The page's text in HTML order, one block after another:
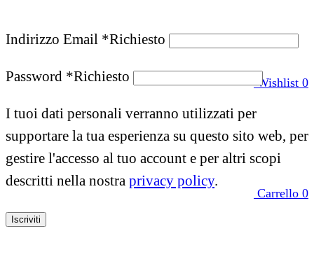
Wishlist 0
Carrello 0
Indirizzo Email *Richiesto
Password *Richiesto
I tuoi dati personali verranno utilizzati per
supportare la tua esperienza su questo sito web, per
gestire l'accesso al tuo account e per altri scopi
descritti nella nostra privacy policy.
Iscriviti